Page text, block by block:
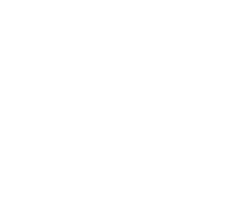
de la un oligarh rus, a fost
conturi 187 de milioane de
Baa3, dar păstrează
„nu a câștigat nimic, a